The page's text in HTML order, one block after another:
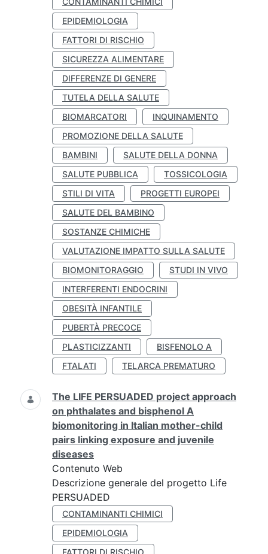
EPIDEMIOLOGIA
FATTORI DI RISCHIO
SICUREZZA ALIMENTARE
DIFFERENZE DI GENERE
TUTELA DELLA SALUTE
BIOMARCATORI
INQUINAMENTO
PROMOZIONE DELLA SALUTE
BAMBINI
SALUTE DELLA DONNA
SALUTE PUBBLICA
TOSSICOLOGIA
STILI DI VITA
PROGETTI EUROPEI
SALUTE DEL BAMBINO
SOSTANZE CHIMICHE
VALUTAZIONE IMPATTO SULLA SALUTE
BIOMONITORAGGIO
STUDI IN VIVO
INTERFERENTI ENDOCRINI
OBESITÀ INFANTILE
PUBERTÀ PRECOCE
PLASTICIZZANTI
BISFENOLO A
FTALATI
TELARCA PREMATURO
The LIFE PERSUADED project approach
on phthalates and bisphenol A
biomonitoring in Italian mother-child
pairs linking exposure and juvenile
diseases
Contenuto Web
Descrizione generale del progetto Life
PERSUADED
CONTAMINANTI CHIMICI
EPIDEMIOLOGIA
FATTORI DI RISCHIO